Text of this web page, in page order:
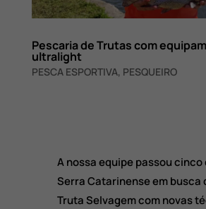
Pescaria de Trutas com
ultralight
PESCA ESPORTIVA, PESQUEIRO
A nossa equipe passou cinco
Serra Catarinense em busca
Truta Selvagem com novas